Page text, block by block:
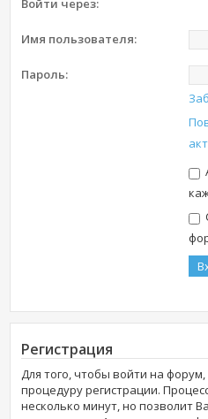
Имя пользователя:
Пароль:
Регистрация
Для того, чтобы войти на
процедуру регистрации.
несколько минут, но позволит